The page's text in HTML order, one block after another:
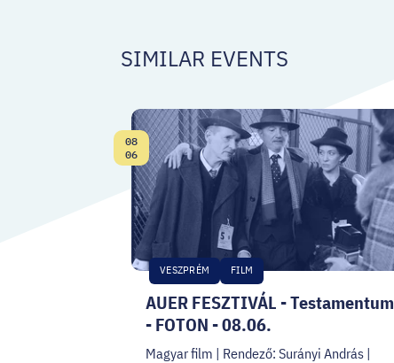
SIMILAR EVENTS
AUER FESZTIVÁL - Testamentum
- FOTON - 08.06.
VESZPRÉM FILM
Date:
08
06
Magyar film | Rendező: Surányi András |